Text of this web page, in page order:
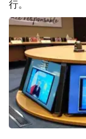
行。